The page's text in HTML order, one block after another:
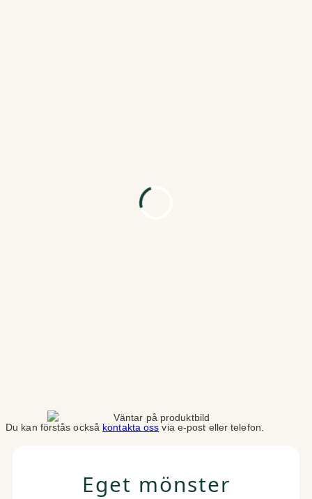
Du kan förstås också kontakta oss via e-post eller telefon.
Eget mönster